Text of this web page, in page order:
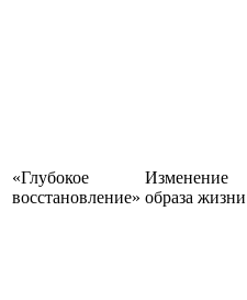
«Глубокое
восстановление»
Изменение
образа жизни